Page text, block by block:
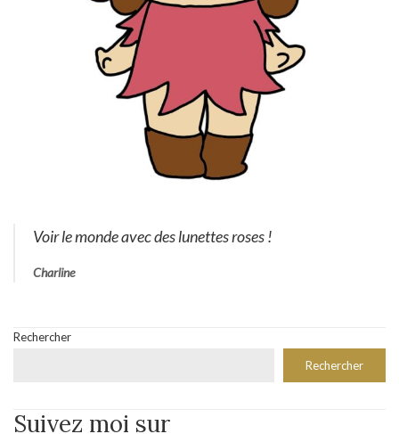
Voir le monde avec des lunettes roses !
Charline
Rechercher
Rechercher
Suivez moi sur